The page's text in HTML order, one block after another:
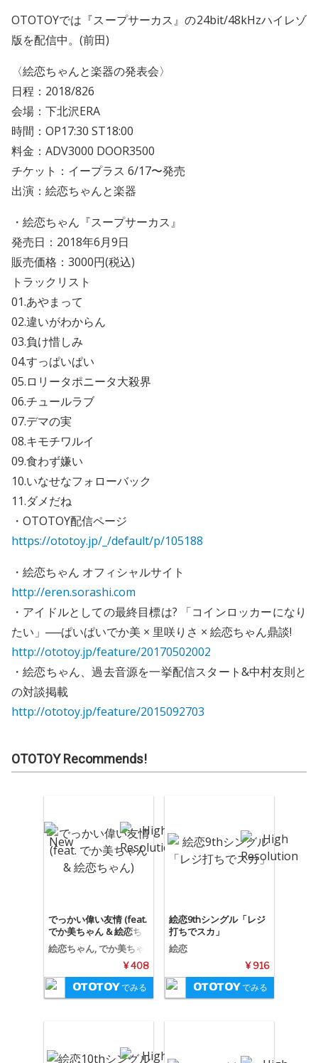
OTOTOYでは『スープサーカス』の24bit/48kHzハイレゾ
版を配信中。(前田)
〈絵恋ちゃんと楽器の発表会〉
日程：2018/826
会場：下北沢ERA
時間：OP17:30 ST18:00
料金：ADV3000 DOOR3500
チケット：イープラス 6/17〜発売
出演：絵恋ちゃんと楽器
・絵恋ちゃん『スープサーカス』
発売日：2018年6月9日
販売価格：3000円(税込)
トラックリスト
01.あやまって
02.違いがわからん
03.負け惜しみ
04.すっぱいぱい
05.ロリータポニータ大殺界
06.チュールラブ
07.デマの実
08.キモチワルイ
09.食わず嫌い
10.いなせなフォローバック
11.ダメだね
・OTOTOY配信ページ
https://ototoy.jp/_/default/p/105188
・絵恋ちゃん オフィシャルサイト
http://eren.sorashi.com
・アイドルとしての最終目標は? 「コインロッカーになり
たい」──ぱいぱいでか美 × 里咲りさ × 絵恋ちゃん鼎談!
http://ototoy.jp/feature/20170502002
・絵恋ちゃん、過去音源を一挙配信スタート&中村友則と
の対談掲載
http://ototoy.jp/feature/2015092703
OTOTOY Recommends!
でっかい偉い友情 (feat.
でか美ちゃん & 絵恋ち
ゃん)
絵恋ちゃん, でか美ちゃ
ん, でかえれ友情物語¥ 408
でみる
絵恋9thシングル「レジ
打ちでスカ」
絵恋
¥ 916
でみる